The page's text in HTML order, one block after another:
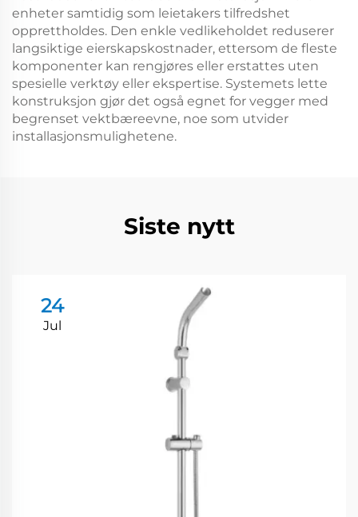
enheter samtidig som leietakers tilfredshet
opprettholdes. Den enkle vedlikeholdet reduserer
langsiktige eierskapskostnader, ettersom de fleste
komponenter kan rengjøres eller erstattes uten
spesielle verktøy eller ekspertise. Systemets lette
konstruksjon gjør det også egnet for vegger med
begrenset vektbæreevne, noe som utvider
installasjonsmulighetene.
Siste nytt
24
Jul